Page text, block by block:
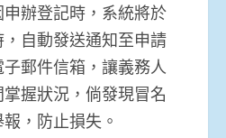
辦登記時，系統將於
自動發送通知至申請
郵件信箱，讓義務人
握狀況，倘發現冒名
，防止損失。